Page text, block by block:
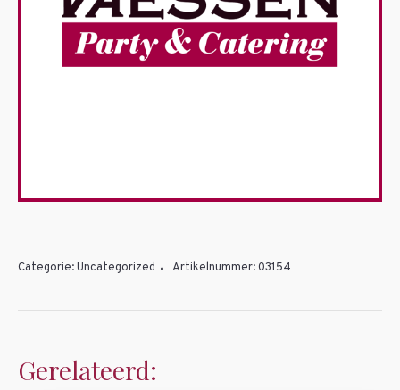
Categorie:Uncategorized Artikelnummer:03154
Gerelateerd: